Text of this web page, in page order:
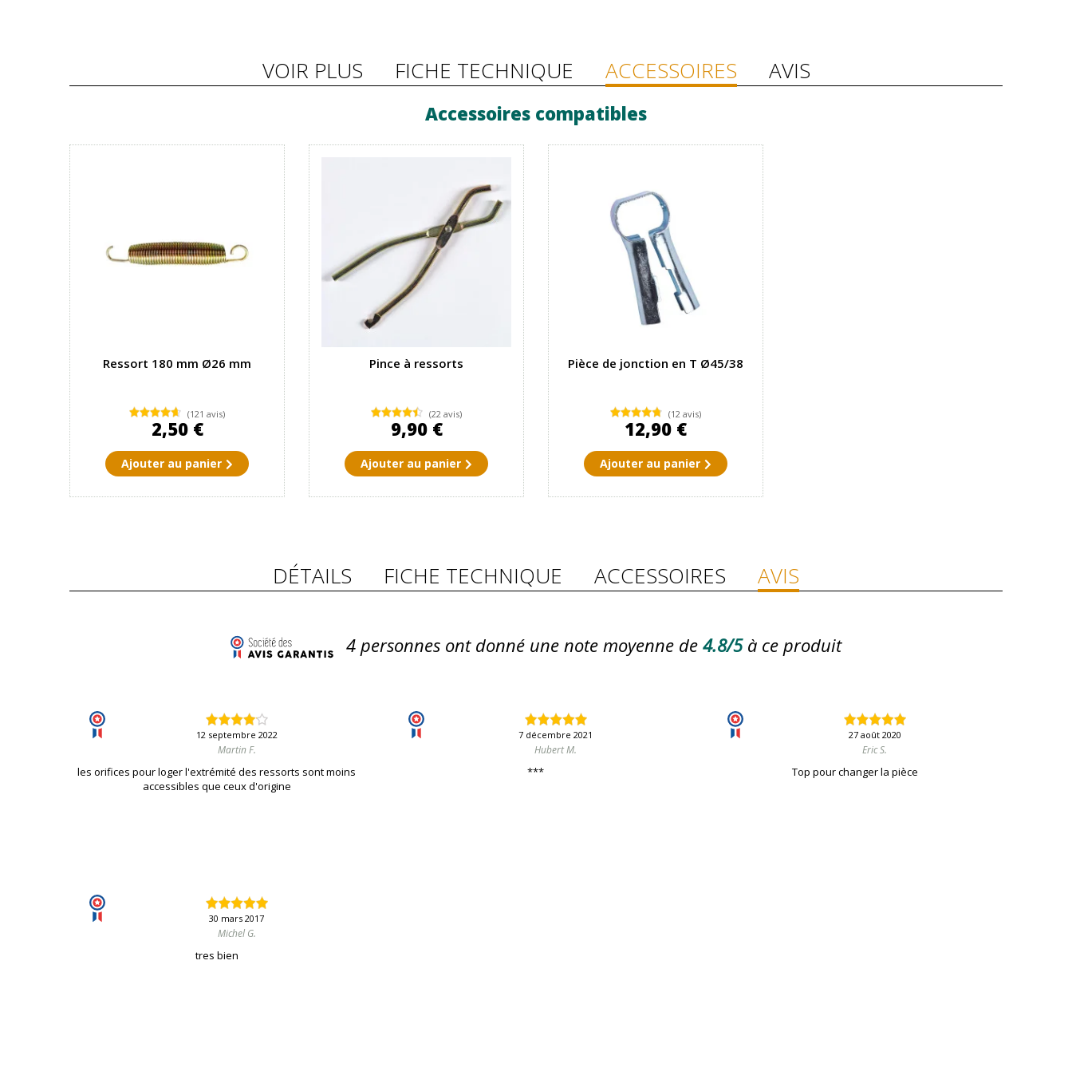
VOIR PLUS FICHE TECHNIQUE ACCESSOIRES AVIS
Accessoires compatibles
Ressort 180 mm Ø26 mm
(121 avis)
2,50 €
Ajouter au panier
Pince à ressorts
(22 avis)
9,90 €
Ajouter au panier
Pièce de jonction en T Ø45/38
(12 avis)
12,90 €
Ajouter au panier
DÉTAILS FICHE TECHNIQUE ACCESSOIRES AVIS
4 personnes ont donné une note moyenne de 4.8/5 à ce produit
12 septembre 2022
Martin F.
les orifices pour loger l'extrémité des ressorts sont moins
accessibles que ceux d'origine
7 décembre 2021
Hubert M.
***
27 août 2020
Eric S.
Top pour changer la pièce
30 mars 2017
Michel G.
tres bien